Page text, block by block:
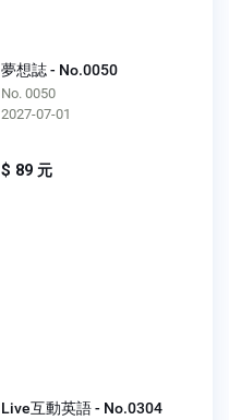
夢想誌 - No.0050
No. 0050
2027-07-01
$ 89 元
Live互動英語 - No.0304